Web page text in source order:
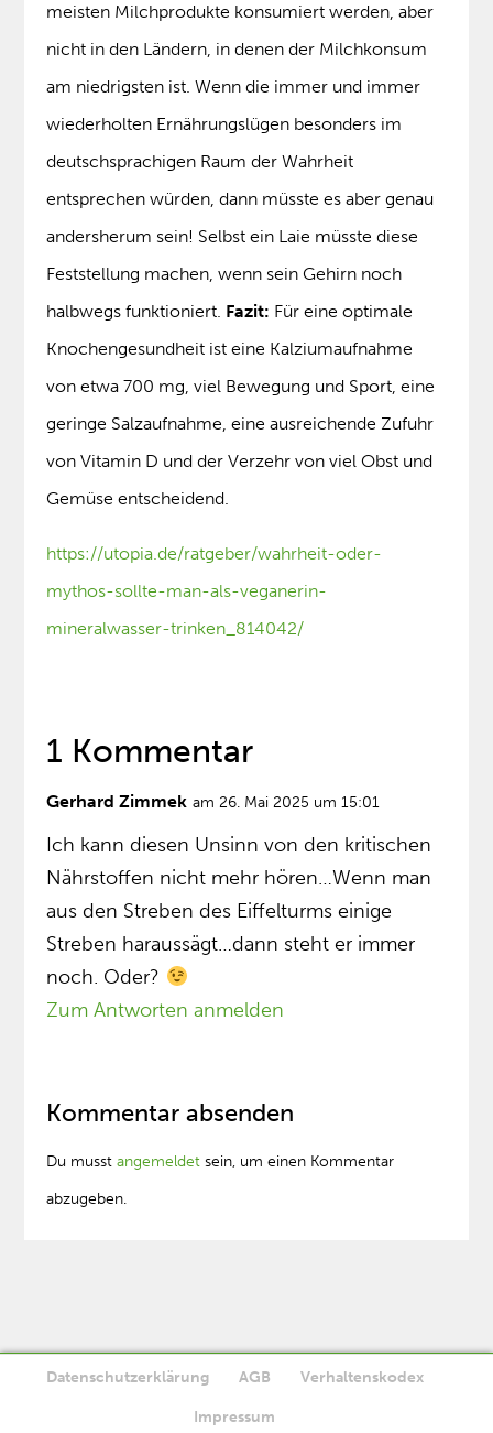
meisten Milchprodukte konsumiert werden, aber
nicht in den Ländern, in denen der Milchkonsum
am niedrigsten ist. Wenn die immer und immer
wiederholten Ernährungslügen besonders im
deutschsprachigen Raum der Wahrheit
entsprechen würden, dann müsste es aber genau
andersherum sein! Selbst ein Laie müsste diese
Feststellung machen, wenn sein Gehirn noch
halbwegs funktioniert. Fazit: Für eine optimale
Knochengesundheit ist eine Kalziumaufnahme
von etwa 700 mg, viel Bewegung und Sport, eine
geringe Salzaufnahme, eine ausreichende Zufuhr
von Vitamin D und der Verzehr von viel Obst und
Gemüse entscheidend.
https://utopia.de/ratgeber/wahrheit-oder-
mythos-sollte-man-als-veganerin-
mineralwasser-trinken_814042/
1 Kommentar
Gerhard Zimmek am 26. Mai 2025 um 15:01
Ich kann diesen Unsinn von den kritischen
Nährstoffen nicht mehr hören…Wenn man
aus den Streben des Eiffelturms einige
Streben haraussägt…dann steht er immer
noch. Oder?
Zum Antworten anmelden
Kommentar absenden
Du musstangemeldet sein, um einen Kommentar
abzugeben.
Datenschutzerklärung AGB Verhaltenskodex
Impressum